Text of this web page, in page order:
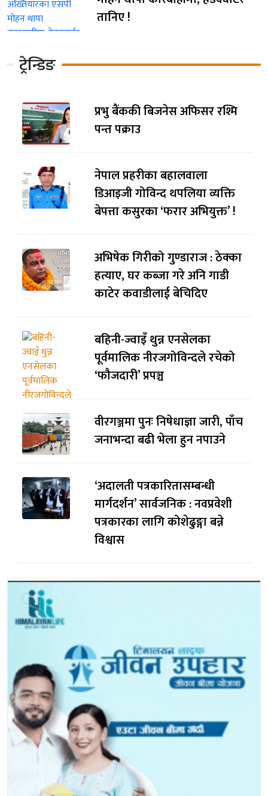
तानिए !
ट्रेन्डिङ
प्रभु बैंककी बिजनेस अफिसर रश्मि
पन्त पक्राउ
नेपाल प्रहरीका बहालवाला
डिआइजी गोविन्द थपलिया व्यक्ति
बेपत्ता कसुरका ‘फरार अभियुक्त’ !
अभिषेक गिरीको गुण्डाराज : ठेक्का
हत्याए, घर कब्जा गरे अनि गाडी
काटेर कवाडीलाई बेचिदिए
बहिनी-ज्वाइँ थुन्न एनसेलका
पूर्वमालिक नीरजगोविन्दले रचेको
‘फौजदारी’ प्रपञ्च
वीरगञ्जमा पुनः निषेधाज्ञा जारी, पाँच
जनाभन्दा बढी भेला हुन नपाउने
‘अदालती पत्रकारितासम्बन्धी
मार्गदर्शन’ सार्वजनिक : नवप्रवेशी
पत्रकारका लागि कोशेढुङ्गा बन्ने
विश्वास